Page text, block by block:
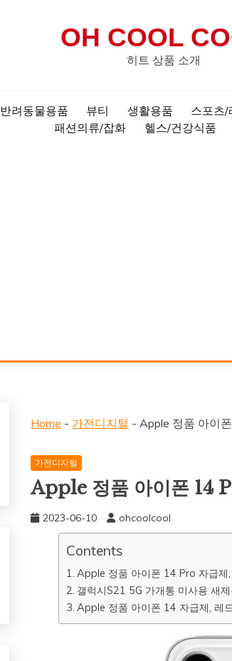
OH COOL
히트 상품 소개
반려동물용품 뷰티 생활용품 스포츠/
패션의류/잡화
헬스/건강식품
Home - 가전디지털 -Apple 정품 아이
가전디지털
Apple 정품 아이폰 14
2023-06-10 ohcoolcool
Contents
Apple 정품 아이폰 14 Pro 자급제
갤럭시S21 5G 가개통 미사용 새
Apple 정품 아이폰 14 자급제, 레